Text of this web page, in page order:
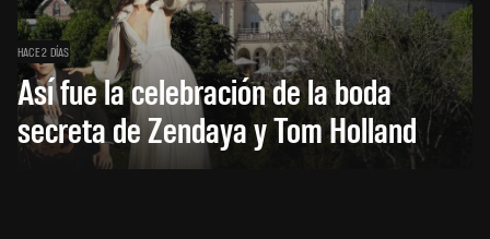
HACE 2 DÍAS
Así fue la celebración de la boda
secreta de Zendaya y Tom Holland